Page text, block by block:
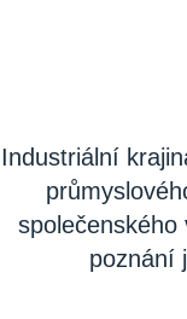
Industriální
společenského
poznání